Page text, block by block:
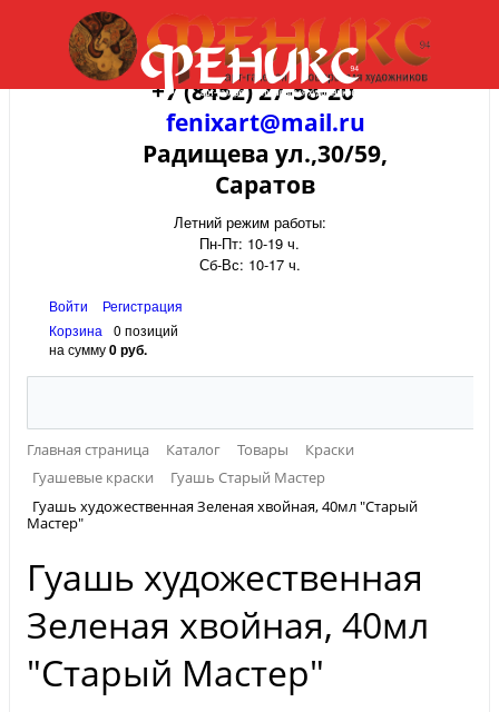
+7 (8452) 27-58-20
fenixart@mail.ru
Радищева ул.,30/59,
Саратов
Летний режим работы:
Пн-Пт: 10-19 ч.
Сб-Вс: 10-17 ч.
Войти
Регистрация
Корзина
0 позиций
на сумму0 руб.
Главная страница Каталог Товары
Краски
Гуашевые краски
Гуашь Старый Мастер
Гуашь художественная Зеленая хвойная, 40мл "Старый
Мастер"
Гуашь художественная
Зеленая хвойная, 40мл
"Старый Мастер"